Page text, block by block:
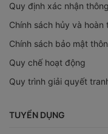
Quy định xác nhận
Chính sách hủy và hoàn
Chính sách bảo mật
Quy chế hoạt động
Quy trình giải quyết
TUYỂN DỤNG